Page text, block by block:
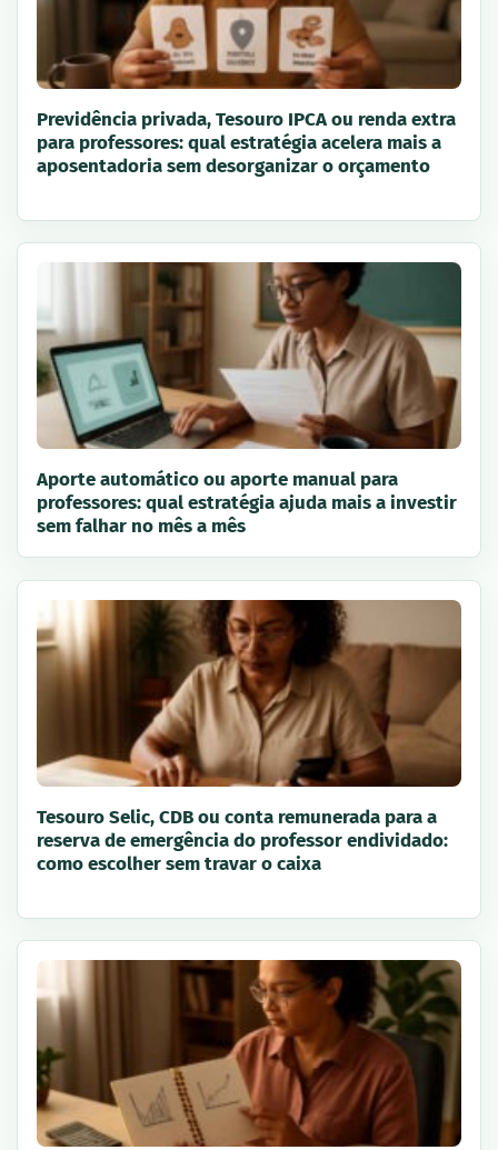
Previdência privada, Tesouro IPCA ou renda extra
para professores: qual estratégia acelera mais a
aposentadoria sem desorganizar o orçamento
Aporte automático ou aporte manual para
professores: qual estratégia ajuda mais a investir
sem falhar no mês a mês
Tesouro Selic, CDB ou conta remunerada para a
reserva de emergência do professor endividado:
como escolher sem travar o caixa